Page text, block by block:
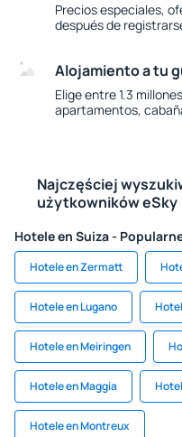
Precios especiales,
después de
Alojamiento a tu
Elige entre 1.3
apartamentos,
Najczęściej
użytkowników eSky
Hotele en Suiza -
Hotele en Zermatt
Hotele en Lugano
Hotele en Meiringen
Hotele en Maggia
Hotele en Montreux